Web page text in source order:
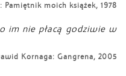
Pamiętnik moich książek, 1978
nie płacą godziwie w
Kornaga: Gangrena, 2005